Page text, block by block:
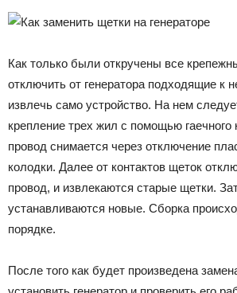
Как только были откручены все
отключить от генератора подходящие к
извлечь само устройство. На нем
крепление трех жил с помощью
провод снимается через отключение
колодки. Далее от контактов щеток
провод, и извлекаются старые щетки.
устанавливаются новые. Сборка
порядке.
После того как будет произведена